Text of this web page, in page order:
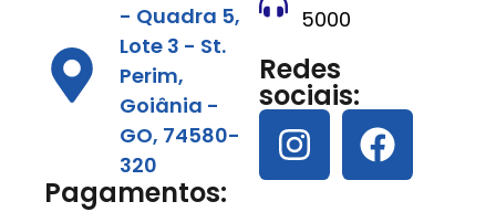
- Quadra 5,
Lote 3 - St.
Perim,
Goiânia -
GO, 74580-
320
Pagamentos:
5000
Redes
sociais: